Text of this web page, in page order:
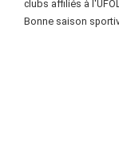
clubs affiliés à
Bonne saison